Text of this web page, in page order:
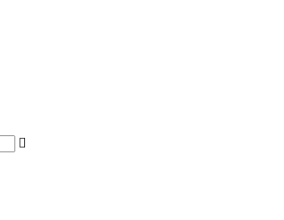
